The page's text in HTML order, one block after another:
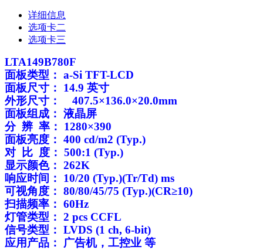
详细信息
选项卡二
选项卡三
LTA149B780F
面板类型： a-Si TFT-LCD
面板尺寸：
14.9 英寸
外形尺寸： 407.5×136.0×20.0mm
面板组成： 液晶屏
分 辨 率：
1280×390
面板亮度： 400 cd/m2 (Typ.)
对
比 度： 500:1 (Typ.)
显示颜色： 262K
响应时间：
10/20 (Typ.)(Tr/Td) ms
可视角度： 80/80/45/75 (Typ.)(CR≥10)
扫描频率： 60Hz
灯管类型： 2 pcs CCFL
信号类型： LVDS (1 ch, 6-bit)
应用产品：
广告机， 工控业 等